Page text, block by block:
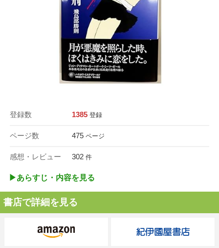
登録数 1385 登録
ページ数 475 ページ
感想・レビュー 302 件
▶︎あらすじ・内容を見る
書店で詳細を見る